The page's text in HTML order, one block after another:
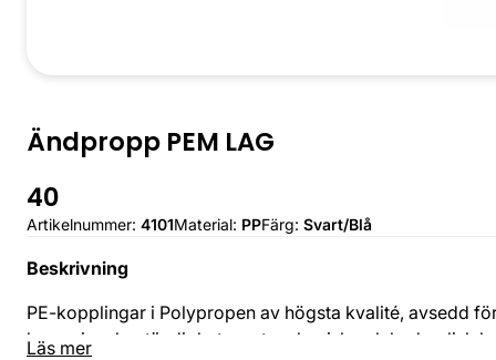
Ändpropp PEM LAG
40
Artikelnummer: 4101Material: PPFärg: Svart/Blå
Beskrivning
PE-kopplingar i Polypropen av högsta kvalité, avsedd
korrosionsbeständighet samt mekanisk och hydraulisk
Läs mer